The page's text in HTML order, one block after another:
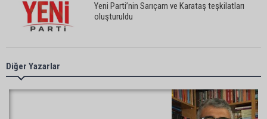
Yeni Parti’nin Sarıçam ve Karataş teşkilatları
oluşturuldu
Valisi Mustafa Yavuz’u makamında ziyaret etti
Diğer Yazarlar